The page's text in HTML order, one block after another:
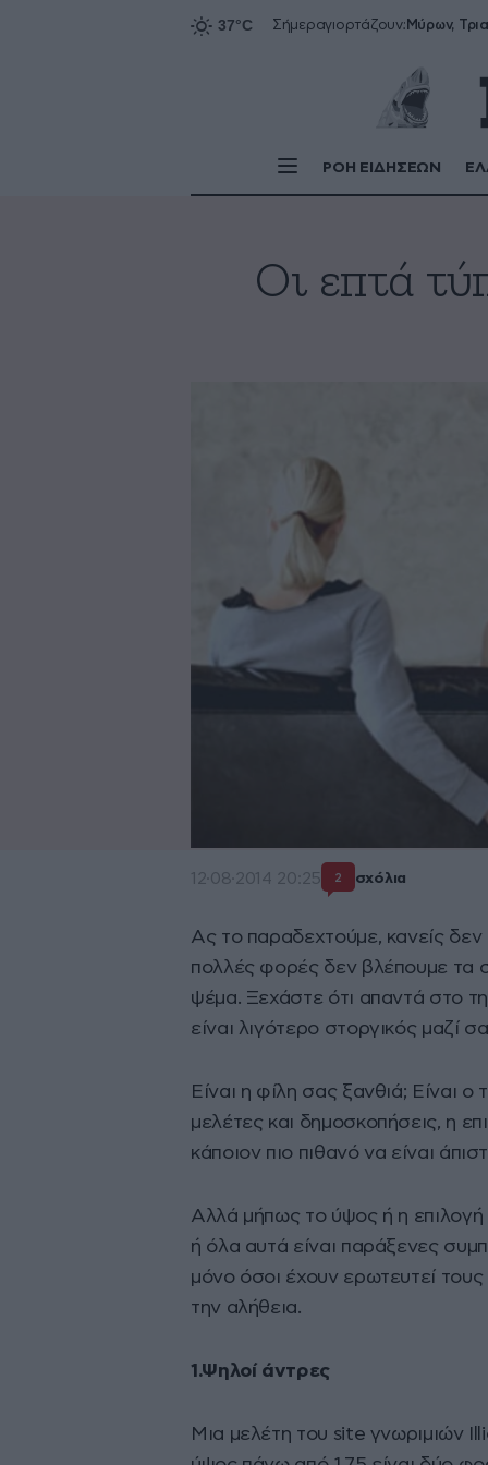
Σήμεραγιορτάζουν:
ΡΟΗ ΕΙΔΗΣΕΩΝ
Οι επτά
12·08·2014 20:25 2 σχόλια
Ας το παραδεχτούμε, κανείς δεν
πολλές φορές δεν βλέπουμε τα
ψέμα. Ξεχάστε ότι απαντά στο
είναι λιγότερο στοργικός μαζί
Είναι η φίλη σας ξανθιά; Είναι
μελέτες και δημοσκοπήσεις, η
κάποιον πιο πιθανό να είναι
Αλλά μήπως το ύψος ή η επιλογή
ή όλα αυτά είναι παράξενες
μόνο όσοι έχουν ερωτευτεί
την αλήθεια.
1.Ψηλοί άντρες
Μια μελέτη του site γνωριμιών